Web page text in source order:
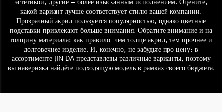
эстетикой, другие — более изысканным исполнением. Оцените,
какой вариант лучше соответствует стилю вашей компании.
Прозрачный акрил пользуется популярностью, однако цветные
подставки привлекают больше внимания. Обратите внимание и на
толщину материала: как правило, чем толще акрил, тем прочнее и
долговечнее изделие. И, конечно, не забудьте про цену: в
ассортименте JIN DA представлены различные варианты, поэтому
вы наверняка найдёте подходящую модель в рамках своего бюджета.